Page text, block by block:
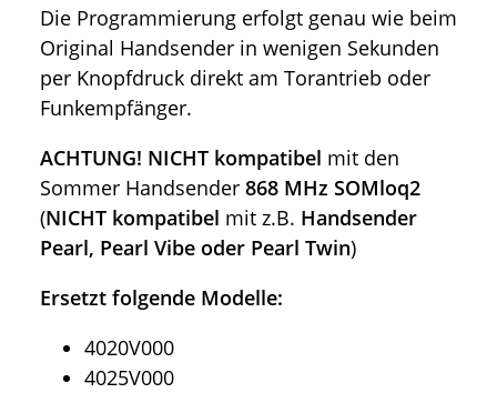
Die Programmierung erfolgt genau wie beim
Original Handsender in wenigen Sekunden
per Knopfdruck direkt am Torantrieb oder
Funkempfänger.
ACHTUNG! NICHT kompatibel mit den
Sommer Handsender 868 MHz SOMloq2
(NICHT kompatibel mit z.B. Handsender
Pearl, Pearl Vibe oder Pearl Twin)
Ersetzt folgende Modelle:
4020V000
4025V000